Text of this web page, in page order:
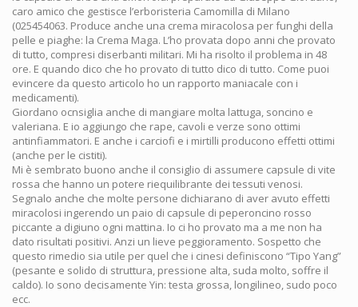
caro amico che gestisce l’erboristeria Camomilla di Milano
(025454063. Produce anche una crema miracolosa per funghi della
pelle e piaghe: la Crema Maga. L’ho provata dopo anni che provato
di tutto, compresi diserbanti militari. Mi ha risolto il problema in 48
ore. E quando dico che ho provato di tutto dico di tutto. Come puoi
evincere da questo articolo ho un rapporto maniacale con i
medicamenti).
Giordano ocnsiglia anche di mangiare molta lattuga, soncino e
valeriana. E io aggiungo che rape, cavoli e verze sono ottimi
antinfiammatori. E anche i carciofi e i mirtilli producono effetti ottimi
(anche per le cistiti).
Mi è sembrato buono anche il consiglio di assumere capsule di vite
rossa che hanno un potere riequilibrante dei tessuti venosi.
Segnalo anche che molte persone dichiarano di aver avuto effetti
miracolosi ingerendo un paio di capsule di peperoncino rosso
piccante a digiuno ogni mattina. Io ci ho provato ma a me non ha
dato risultati positivi. Anzi un lieve peggioramento. Sospetto che
questo rimedio sia utile per quel che i cinesi definiscono “Tipo Yang”
(pesante e solido di struttura, pressione alta, suda molto, soffre il
caldo). Io sono decisamente Yin: testa grossa, longilineo, sudo poco
ecc.